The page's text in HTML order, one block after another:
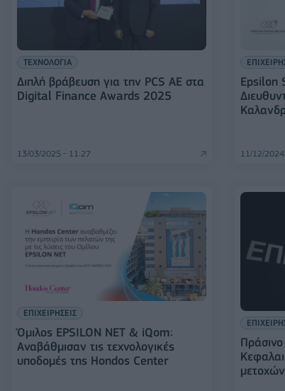
ΤΕΧΝΟΛΟΓΙΑ
Διπλή βράβευση για την PCS ΑΕ στα
Digital Finance Awards 2025
13/03/2025 - 11:27
Epsilon
11/12/
ΕΠΙΧΕΙΡΗΣΕΙΣ
Όμιλος EPSILON NET & iQom:
Αναβάθμισαν τις τεχνολογικές
υποδομές της Hondos Center